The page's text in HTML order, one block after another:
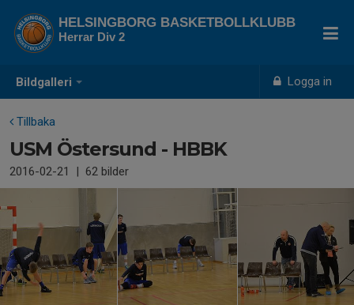
Bildgalleri Logga in
HELSINGBORG BASKETBOLLKLUBB
Herrar Div 2
Tillbaka
USM Östersund - HBBK
2016-02-21 | 62 bilder